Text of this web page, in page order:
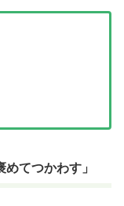
てつかわす」